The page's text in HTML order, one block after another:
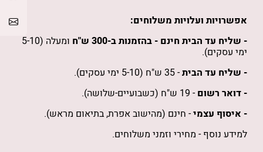
אפשרויות ועלויות משלוחים:
- שליח עד הבית חינם - בהזמנותב-300 ש"ח ומעלה (5-10
ימי עסקים).
- שליח עד הבית- 35 ש"ח (5-10 ימי עסקים).
- דואר רשום- 19 ש"ח (כשבועיים-שלושה).
- איסוף עצמי- חינם (מהישוב אפרת, בתיאום מראש).
למידע נוסף - מחירי וזמני משלוחים.